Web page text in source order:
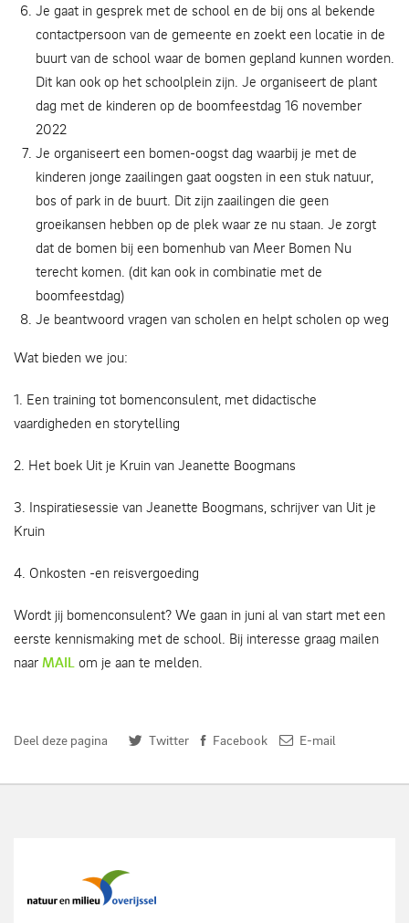
Je gaat in gesprek met de school en de bij ons al bekende
contactpersoon van de gemeente en zoekt een locatie in de
buurt van de school waar de bomen gepland kunnen worden.
Dit kan ook op het schoolplein zijn. Je organiseert de plant
dag met de kinderen op de boomfeestdag 16 november
2022
Je organiseert een bomen-oogst dag waarbij je met de
kinderen jonge zaailingen gaat oogsten in een stuk natuur,
bos of park in de buurt. Dit zijn zaailingen die geen
groeikansen hebben op de plek waar ze nu staan. Je zorgt
dat de bomen bij een bomenhub van Meer Bomen Nu
terecht komen. (dit kan ook in combinatie met de
boomfeestdag)
Je beantwoord vragen van scholen en helpt scholen op weg
Wat bieden we jou:
1. Een training tot bomenconsulent, met didactische
vaardigheden en storytelling
2. Het boek Uit je Kruin van Jeanette Boogmans
3. Inspiratiesessie van Jeanette Boogmans, schrijver van Uit je
Kruin
4. Onkosten -en reisvergoeding
Wordt jij bomenconsulent? We gaan in juni al van start met een
eerste kennismaking met de school. Bij interesse graag mailen
naar MAIL om je aan te melden.
Deel deze pagina Twitter Facebook E-mail